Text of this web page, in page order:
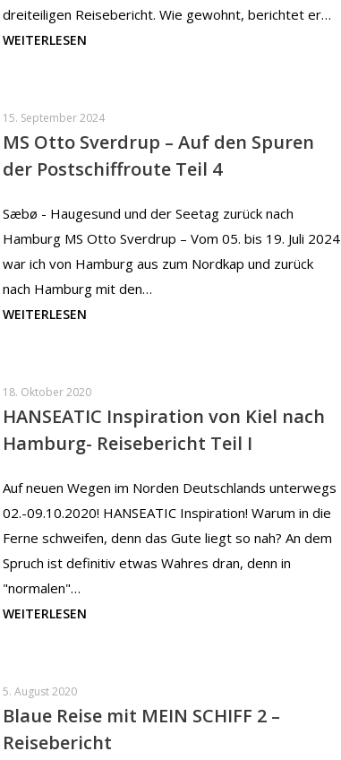
dreiteiligen Reisebericht. Wie gewohnt, berichtet er…
WEITERLESEN
15. September 2024
MS Otto Sverdrup – Auf den Spuren
der Postschiffroute Teil 4
Sæbø - Haugesund und der Seetag zurück nach
Hamburg MS Otto Sverdrup – Vom 05. bis 19. Juli 2024
war ich von Hamburg aus zum Nordkap und zurück
nach Hamburg mit den…
WEITERLESEN
18. Oktober 2020
HANSEATIC Inspiration von Kiel nach
Hamburg- Reisebericht Teil I
Auf neuen Wegen im Norden Deutschlands unterwegs
02.-09.10.2020! HANSEATIC Inspiration! Warum in die
Ferne schweifen, denn das Gute liegt so nah? An dem
Spruch ist definitiv etwas Wahres dran, denn in
"normalen"…
WEITERLESEN
5. August 2020
Blaue Reise mit MEIN SCHIFF 2 –
Reisebericht